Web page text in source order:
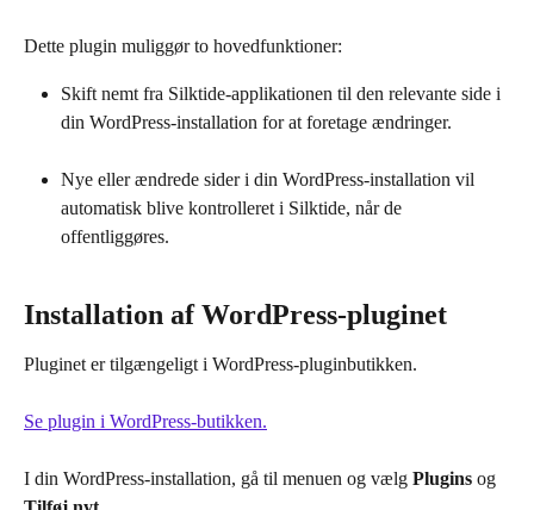
Dette plugin muliggør to hovedfunktioner:
Skift nemt fra Silktide-applikationen til den relevante side i
din WordPress-installation for at foretage ændringer.
Nye eller ændrede sider i din WordPress-installation vil
automatisk blive kontrolleret i Silktide, når de
offentliggøres.
Installation af WordPress-pluginet
Pluginet er tilgængeligt i WordPress-pluginbutikken.
Se plugin i WordPress-butikken.
I din WordPress-installation, gå til menuen og vælg Plugins og